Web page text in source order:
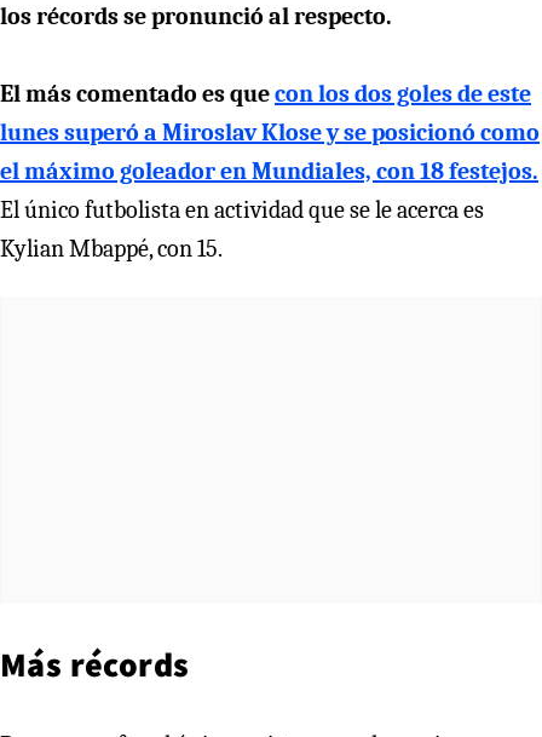
los récords se pronunció al respecto.
El más comentado es quecon los dos goles de este
lunes superó a Miroslav Klose y se posicionó como
el máximo goleador en Mundiales, con 18 festejos.
El único futbolista en actividad que se le acerca es
Kylian Mbappé, con 15.
Más récords